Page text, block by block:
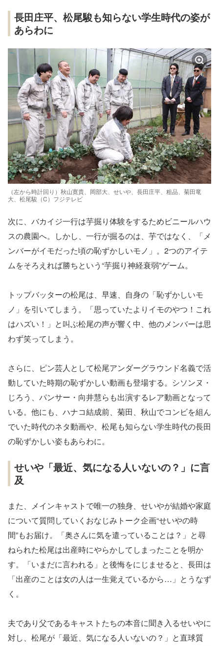
長田庄平、松尾駿も知らない学生時代の姿が
あらわに
（左から時計回り）秋山寛貴、岡部大、せいや、長田庄平、粗品、菊田竜
大、松尾駿（C）フジテレビ
次に、バカイジ一行は芋掘り体験をするためビニールハウ
スの農園へ。しかし、一行が掘るのは、芋ではなく、「メ
ンバーがイモだった頃の恥ずかしいモノ」。2つのアイテ
ムをそろえれば勝ちという“芋掘り神経衰弱”ゲーム。
トップバッターの松尾は、早速、自身の「恥ずかしいモ
ノ」を引いてしまう。「思っていたよりイモのやつ！これ
はハズい！」と叫ぶ松尾の声が響く中、他のメンバーは思
わず笑ってしまう。
さらに、ピン芸人として松尾アンダーグラウンド名義で活
動していた時期の恥ずかしい動画も登場する。シソンヌ・
じろう、パンサー・向井慧らも出演するレア動画となって
いる。他にも、ハナコ結成前、菊田、秋山でコンビを組ん
でいた時代のネタ動画や、松尾も知らない学生時代の長田
の恥ずかしい姿もあらわに。
せいや「最近、気になる人いないの？」に言
及
また、メインキャストで唯一の独身、せいやが結婚や家庭
について質問していくおなじみトーク企画“せいやの時
間”もお届け。「奥さんに気を遣っていることは？」と尋
ねられた松尾は出産時にやらかしてしまったことを明か
す。「いまだに言われる」と後悔をにじませると、長田は
「出産のことは女の人は一生覚えているから…」とうなず
く。
夫であり父であるキャストたちの本音に聞き入るせいやに
対し、松尾が「最近、気になる人いないの？」と直球質